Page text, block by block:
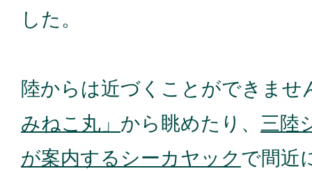
した。
陸からは近づくことができませ
みねこ丸」 から眺めたり、 三陸
が案内するシーカヤック で間近